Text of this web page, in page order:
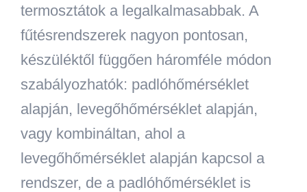
termosztátok a legalkalmasabbak. A
fűtésrendszerek nagyon pontosan,
készüléktől függően háromféle módon
szabályozhatók: padlóhőmérséklet
alapján, levegőhőmérséklet alapján,
vagy kombináltan, ahol a
levegőhőmérséklet alapján kapcsol a
rendszer, de a padlóhőmérséklet is